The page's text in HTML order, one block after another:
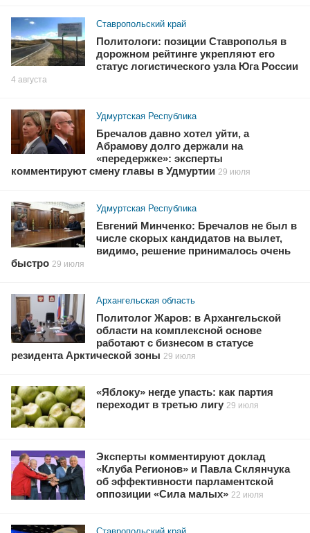
Ставропольский край
Политологи: позиции Ставрополья в
дорожном рейтинге укрепляют его
статус логистического узла Юга России
4 августа
Удмуртская Республика
Бречалов давно хотел уйти, а
Абрамову долго держали на
«передержке»: эксперты
комментируют смену главы в Удмуртии 29 июля
Удмуртская Республика
Евгений Минченко: Бречалов не был в
числе скорых кандидатов на вылет,
видимо, решение принималось очень
быстро 29 июля
Архангельская область
Политолог Жаров: в Архангельской
области на комплексной основе
работают с бизнесом в статусе
резидента Арктической зоны 29 июля
«Яблоку» негде упасть: как партия
переходит в третью лигу 29 июля
Эксперты комментируют доклад
«Клуба Регионов» и Павла Склянчука
об эффективности парламентской
оппозиции «Сила малых» 22 июля